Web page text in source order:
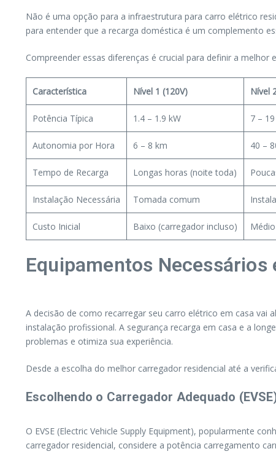
Não é uma opção para a infraestrutura para carro elétrico
para entender que a recarga doméstica é um complemento
Compreender essas diferenças é crucial para definir a melhor
Característica Nível 1 (120V) Nível
Potência Típica 1.4 – 1.9 kW 7 –
Autonomia por Hora 6 – 8 km 40 –
Tempo de Recarga Longas horas (noite toda)
Instalação Necessária Tomada comum
Custo Inicial Baixo (carregador incluso)
Equipamentos
A decisão de como recarregar seu carro elétrico em casa vai
instalação profissional. A segurança recarga em casa e a
problemas e otimiza sua experiência.
Desde a escolha do melhor carregador residencial até a
Escolhendo o Carregador Adequado
O EVSE (Electric Vehicle Supply Equipment), popularmente
carregador residencial, considere a potência carregamento